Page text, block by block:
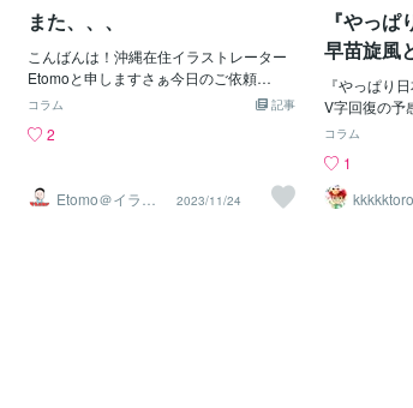
子さんは年運❺ 変化の年。 何かしら内外
からの変化は ありそうです。 堂本剛さん
年運⑬に入ります。 今の事務所と区切り
を付け 再出発となりました。篠田麻里子
さんも⑬の年に突入します。 やはりお誕
で なにか吹っ切り感がありますね。 FUJI
昨年はツラい時期でしたが ようやくリス
タートへ。 安住紳一郎さんも 年運❾で独
また、、、
こんばんは！沖縄在住イラストレーター
Etomoと申しますさぁ今日のご依頼
は、、、残念、なかったですしかし、先
ただきました！やった！ありがとうござ
切れてしまいました😅しかし！何度でも
リスタートいたしますぞ！今日も疲れて
記事
コラム
2
Etomo＠イラス 2023/11/24
『やっ
早苗旋風
『やっぱり
V字回復の予
を見たんで
場」ではなく、
い？ ■「あ
た？」 って
コラム
1